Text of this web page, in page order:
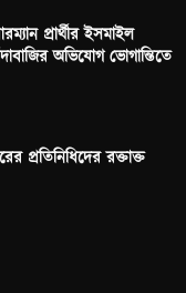
প্রার্থীর ইসমাইল
অভিযোগ ভোগান্তিতে
প্রতিনিধিদের রক্তাক্ত